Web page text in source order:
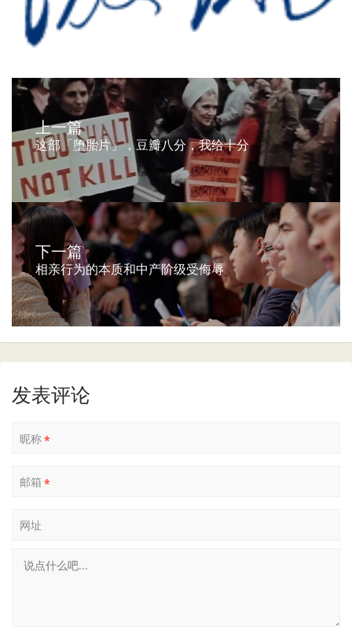
上一篇
这部「堕胎片」，豆瓣八分，我给十分
下一篇
相亲行为的本质和中产阶级受侮辱
发表评论
昵称*
邮箱 *
网址